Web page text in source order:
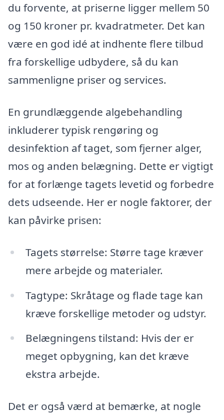
du forvente, at priserne ligger mellem 50
og 150 kroner pr. kvadratmeter. Det kan
være en god idé at indhente flere tilbud
fra forskellige udbydere, så du kan
sammenligne priser og services.
En grundlæggende algebehandling
inkluderer typisk rengøring og
desinfektion af taget, som fjerner alger,
mos og anden belægning. Dette er vigtigt
for at forlænge tagets levetid og forbedre
dets udseende. Her er nogle faktorer, der
kan påvirke prisen:
Tagets størrelse: Større tage kræver
mere arbejde og materialer.
Tagtype: Skråtage og flade tage kan
kræve forskellige metoder og udstyr.
Belægningens tilstand: Hvis der er
meget opbygning, kan det kræve
ekstra arbejde.
Det er også værd at bemærke, at nogle